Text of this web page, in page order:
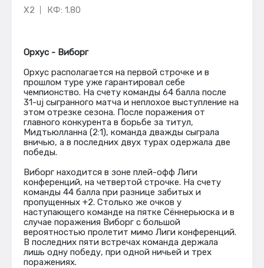
X2
КФ: 1.80
Орхус - Виборг
Орхус располагается на первой строчке и в
прошлом туре уже гарантировал себе
чемпионство. На счету команды 64 балла после
31-uj сыгранного матча и неплохое выступление на
этом отрезке сезона. После поражения от
главного конкурента в борьбе за титул,
Мидтьюлланна (2:1), команда дважды сыграла
вничью, а в последних двух турах одержала две
победы.
Виборг находится в зоне плей-офф Лиги
конференций, на четвертой строчке. На счету
команды 44 балла при разнице забитых и
пропущенных +2. Столько же очков у
наступающего команде на пятке Сённерьюска и в
случае поражения Виборг с большой
вероятностью пролетит мимо Лиги конференций.
В последних пяти встречах команда держала
лишь одну победу, при одной ничьей и трех
поражениях.